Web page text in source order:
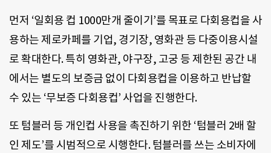
먼저 ‘일회용 컵 1000만개 줄이기’를 목표로 다회용컵을 사
용하는 제로카페를 기업, 경기장, 영화관 등 다중이용시설
로 확대한다. 특히 영화관, 야구장, 고궁 등 제한된 공간 내
에서는 별도의 보증금 없이 다회용컵을 이용하고 반납할
수 있는 ‘무보증 다회용컵’ 사업을 진행한다.
또 텀블러 등 개인컵 사용을 촉진하기 위한 ‘텀블러 2배 할
인 제도’를 시범적으로 시행한다. 텀블러를 쓰는 소비자에